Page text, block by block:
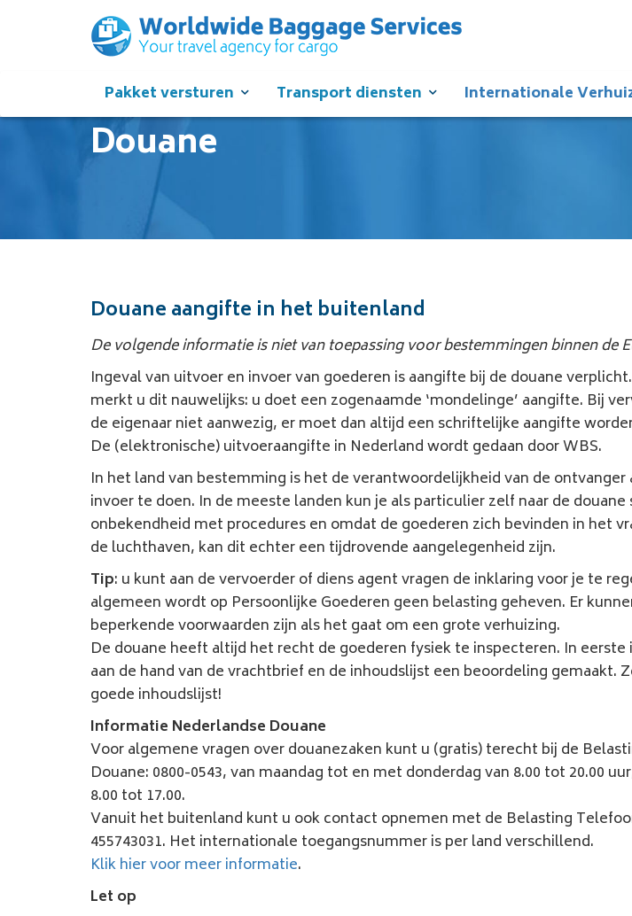
Pakket versturen Transport diensten Internationale
Douane
Douane aangifte in het buitenland
De volgende informatie is niet van toepassing voor bestemmingen binnen de
Ingeval van uitvoer en invoer van goederen is aangifte bij de douane
merkt u dit nauwelijks: u doet een zogenaamde ‘mondelinge’ aangifte. Bij
de eigenaar niet aanwezig, er moet dan altijd een schriftelijke aangifte
De (elektronische) uitvoeraangifte in Nederland wordt gedaan door WBS.
In het land van bestemming is het de verantwoordelijkheid van de
invoer te doen. In de meeste landen kun je als particulier zelf naar de douane
onbekendheid met procedures en omdat de goederen zich bevinden in het
de luchthaven, kan dit echter een tijdrovende aangelegenheid zijn.
Tip: u kunt aan de vervoerder of diens agent vragen de inklaring voor je te
algemeen wordt op Persoonlijke Goederen geen belasting geheven. Er
beperkende voorwaarden zijn als het gaat om een grote verhuizing.
De douane heeft altijd het recht de goederen fysiek te inspecteren. In
aan de hand van de vrachtbrief en de inhoudslijst een beoordeling gemaakt.
goede inhoudslijst!
Informatie Nederlandse Douane
Voor algemene vragen over douanezaken kunt u (gratis) terecht bij de
Douane: 0800-0543, van maandag tot en met donderdag van 8.00 tot 20.00
8.00 tot 17.00.
Vanuit het buitenland kunt u ook contact opnemen met de Belasting
455743031. Het internationale toegangsnummer is per land verschillend.
Klik hier voor meer informatie.
Let op